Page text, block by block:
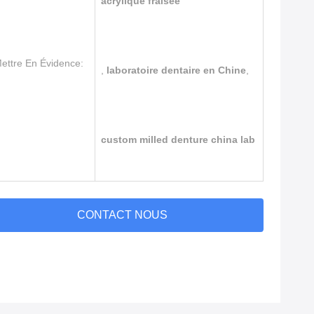
En Évidence:
laboratoire dentaire en Chine
custom milled denture china lab
CONTACT NOUS